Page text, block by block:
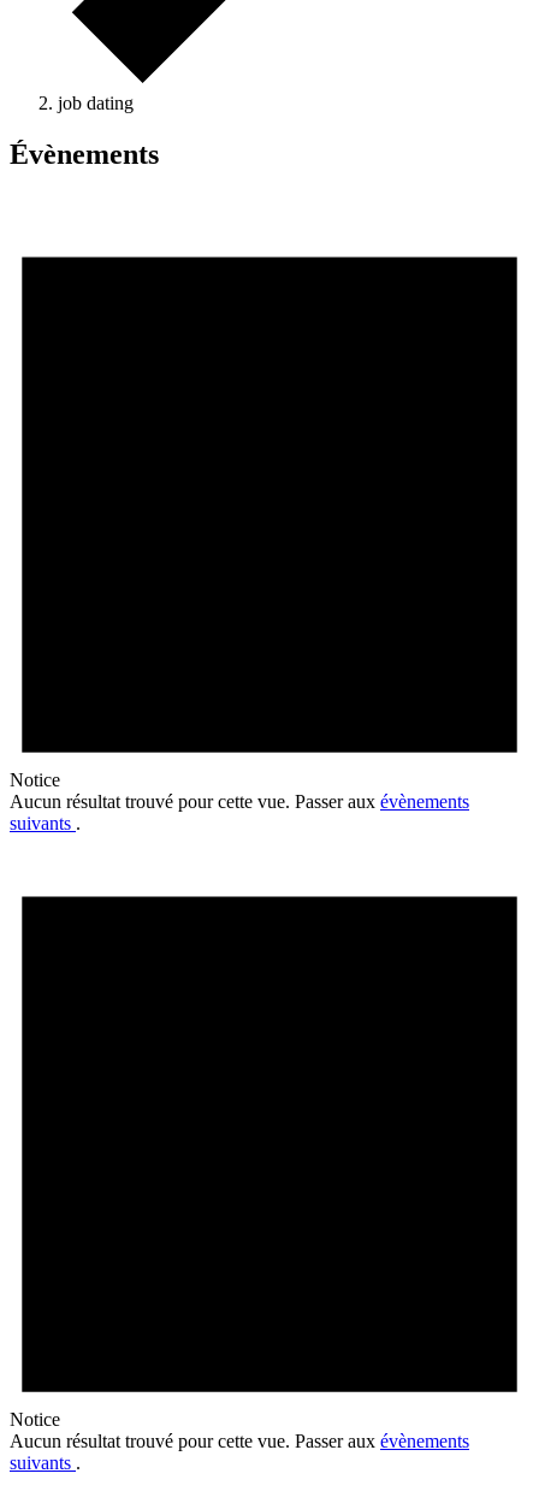
job dating
Évènements
Notice
Aucun résultat trouvé pour cette vue. Passer aux évènements
suivants .
Notice
Aucun résultat trouvé pour cette vue. Passer aux évènements
suivants .